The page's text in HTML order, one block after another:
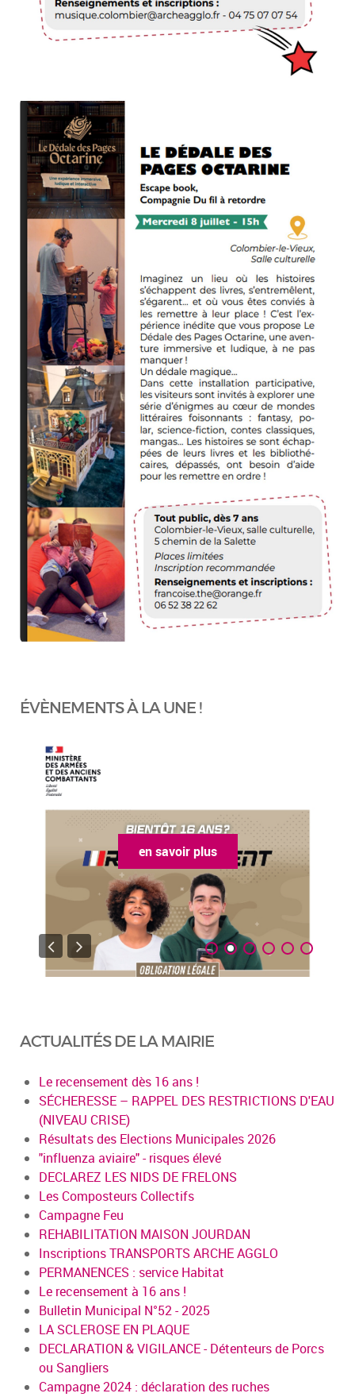
ÉVÈNEMENTS À LA UNE !
en savoir plus
ACTUALITÉS DE LA MAIRIE
Le recensement dès 16 ans !
SÉCHERESSE – RAPPEL DES RESTRICTIONS D'EAU
(NIVEAU CRISE)
Résultats des Elections Municipales 2026
"influenza aviaire" - risques élevé
DECLAREZ LES NIDS DE FRELONS
Les Composteurs Collectifs
Campagne Feu
REHABILITATION MAISON JOURDAN
Inscriptions TRANSPORTS ARCHE AGGLO
PERMANENCES : service Habitat
Le recensement à 16 ans !
Bulletin Municipal N°52 - 2025
LA SCLEROSE EN PLAQUE
DECLARATION & VIGILANCE - Détenteurs de Porcs
ou Sangliers
Campagne 2024 : déclaration des ruches